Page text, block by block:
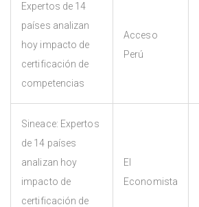
Expertos de 14
países analizan
hoy impacto de
certificación de
competencias
Acceso
Perú
Sineace: Expertos
de 14 países
analizan hoy
impacto de
certificación de
El
Economista